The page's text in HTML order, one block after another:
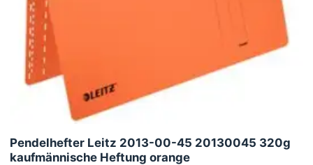
Pendelhefter Leitz 2013-00-45 20130045 320g
kaufmännische Heftung orange